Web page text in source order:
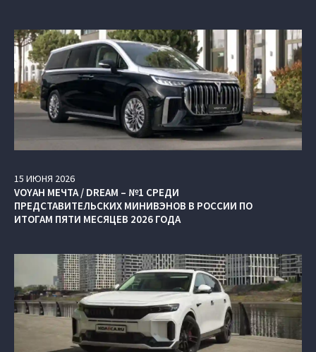
15 ИЮНЯ 2026
VOYAH МЕЧТА / DREAM – №1 СРЕДИ
ПРЕДСТАВИТЕЛЬСКИХ МИНИВЭНОВ В РОССИИ ПО
ИТОГАМ ПЯТИ МЕСЯЦЕВ 2026 ГОДА